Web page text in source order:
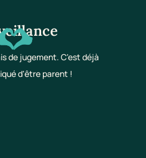
de jugement. C'est déjà
d'être parent !